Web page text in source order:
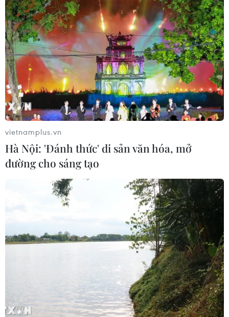
TIN CÙNG CHUYÊN MỤC
vietnamplus.vn
Hà Nội: 'Đánh thức' di sản văn hóa, mở
đường cho sáng tạo